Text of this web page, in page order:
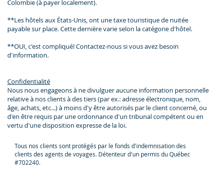
Colombie (à payer localement).
**Les hôtels aux États-Unis, ont une taxe touristique de nuitée
payable sur place. Cette dernière varie selon la catégorie d'hôtel.
**OUI, c'est compliqué! Contactez-nous si vous avez besoin
d'information.
Confidentialité
Nous nous engageons à ne divulguer aucune information personnelle
relative à nos clients à des tiers (par ex.: adresse électronique, nom,
âge, achats, etc...) à moins d'y être autorisés par le client concerné, ou
d'en être requis par une ordonnance d'un tribunal compétent ou en
vertu d'une disposition expresse de la loi.
Tous nos clients sont protégés par le fonds d'indemnisation des
clients des agents de voyages. Détenteur d'un permis du Québec
#702240.